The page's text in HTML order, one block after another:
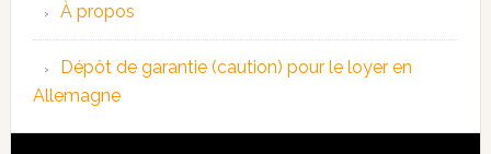
À propos
Dépôt de garantie (caution) pour le loyer en
Allemagne